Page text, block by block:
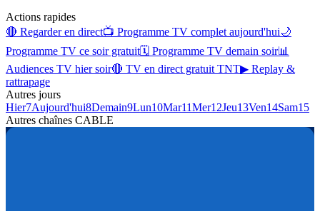
Actions rapides
🔴 Regarder en direct📺 Programme TV complet aujourd'hui🌙
Programme TV ce soir gratuit🗓 Programme TV demain soir📊
Audiences TV hier soir🔴 TV en direct gratuit TNT▶ Replay &
rattrapage
Autres jours
Hier7Aujourd'hui8Demain9Lun10Mar11Mer12Jeu13Ven14Sam15
Autres chaînes CABLE